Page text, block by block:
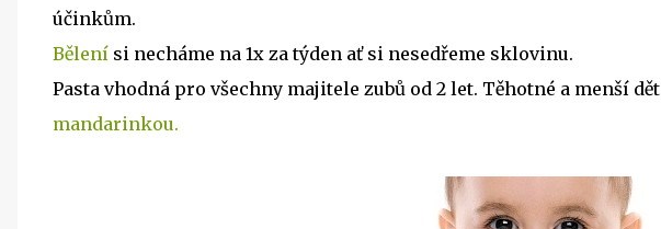
účinkům.
Bělení si necháme na 1x za týden ať si nesedřeme sklovinu.
Pasta vhodná pro všechny majitele zubů od 2 let. Těhotné a menší
mandarinkou.